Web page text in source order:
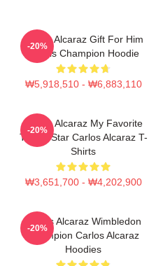
Carlos Alcaraz Gift For Him
Tennis Champion Hoodie
₩5,918,510 - ₩6,883,110
-20%
Carlos Alcaraz My Favorite
Tennis Star Carlos Alcaraz T-
Shirts
₩3,651,700 - ₩4,202,900
-20%
Carlos Alcaraz Wimbledon
Champion Carlos Alcaraz
Hoodies
-20%